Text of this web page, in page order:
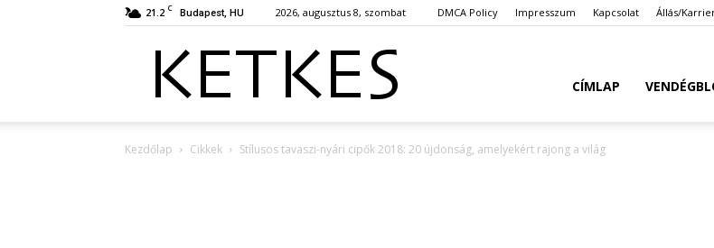
21.2 C Budapest, HU 2026, augusztus 8, szombat DMCA Policy Impresszum Kapcsolat Állás/
CÍMLAP
Kezdőlap Cikkek Stílusos tavaszi-nyári cipők 2018: 20 újdonság, amelyekért rajong a világ